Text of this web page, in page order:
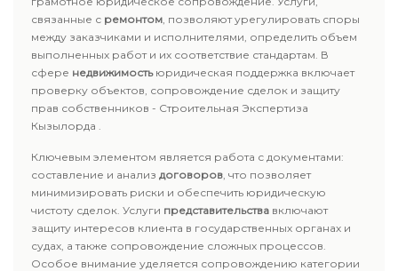
связанные с ремонтом, позволяют урегулировать споры
между заказчиками и исполнителями, определить объем
выполненных работ и их соответствие стандартам. В
сфере недвижимостьюридическая поддержка включает
проверку объектов, сопровождение сделок и защиту
прав собственников - Строительная Экспертиза
Кызылорда .
Ключевым элементом является работа с документами:
составление и анализ договоров, что позволяет
минимизировать риски и обеспечить юридическую
чистоту сделок. Услуги представительства включают
защиту интересов клиента в государственных органах и
судах, а также сопровождение сложных процессов.
Особое внимание уделяется сопровождению категории